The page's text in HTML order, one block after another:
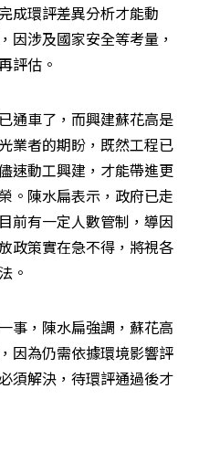
成環評差異分析才能動
因涉及國家安全等考量，
評估。
通車了，而興建蘇花高是
業者的期盼，既然工程已
速動工興建，才能帶進更
。陳水扁表示，政府已走
前有一定人數管制，導因
政策實在急不得，將視各
。
事，陳水扁強調，蘇花高
因為仍需依據環境影響評
須解決，待環評通過後才